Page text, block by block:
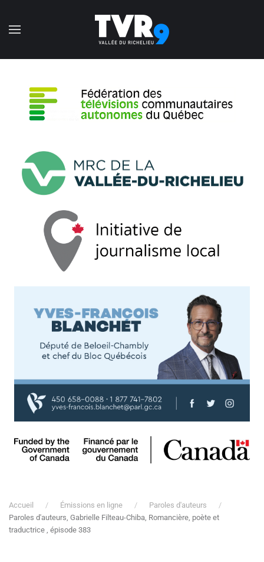
Accéder au contenu principal
Accueil Émissions en ligne
Paroles d'auteurs
Paroles d'auteurs, Gabrielle Filteau-Chiba, Romancière, poète et
traductrice , épisode 383